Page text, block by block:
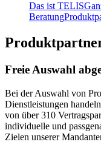
Das ist TELIS
Beratung
Freie Auswahl
Bei der Auswahl von
Dienstleistungen
von über 310
individuelle und
Zielen unserer